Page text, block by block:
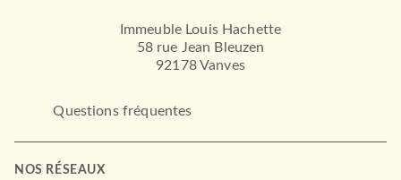
Immeuble Louis Hachette
58 rue Jean Bleuzen
92178 Vanves
Questions fréquentes
NOS RÉSEAUX